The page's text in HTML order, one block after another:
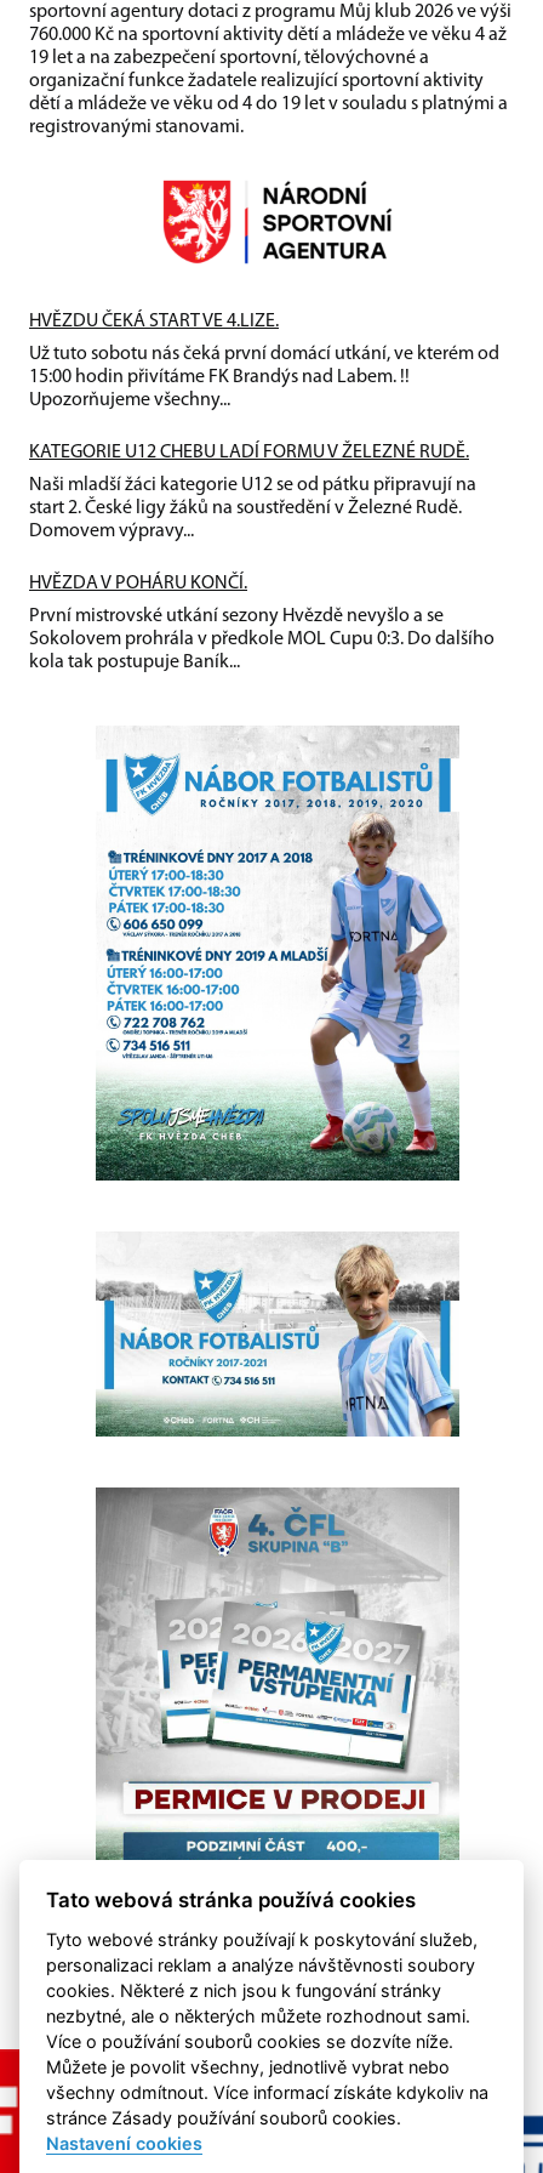
sportovní agentury dotaci z programu Můj klub 2026 ve výši
760.000 Kč na sportovní aktivity dětí a mládeže ve věku 4 až
19 let a na zabezpečení sportovní, tělovýchovné a
organizační funkce žadatele realizující sportovní aktivity
dětí a mládeže ve věku od 4 do 19 let v souladu s platnými a
registrovanými stanovami.
HVĚZDU ČEKÁ START VE 4.LIZE.
Už tuto sobotu nás čeká první domácí utkání, ve kterém od
15:00 hodin přivítáme FK Brandýs nad Labem. !!
Upozorňujeme všechny...
KATEGORIE U12 CHEBU LADÍ FORMU V ŽELEZNÉ RUDĚ.
Naši mladší žáci kategorie U12 se od pátku připravují na
start 2. České ligy žáků na soustředění v Železné Rudě.
Domovem výpravy...
HVĚZDA V POHÁRU KONČÍ.
První mistrovské utkání sezony Hvězdě nevyšlo a se
Sokolovem prohrála v předkole MOL Cupu 0:3. Do dalšího
kola tak postupuje Baník...
Tato webová stránka používá cookies
Tyto webové stránky používají k poskytování služeb,
personalizaci reklam a analýze návštěvnosti soubory
cookies. Některé z nich jsou k fungování stránky
nezbytné, ale o některých můžete rozhodnout sami.
Více o používání souborů cookies se dozvíte níže.
Můžete je povolit všechny, jednotlivě vybrat nebo
všechny odmítnout. Více informací získáte kdykoliv na
stránce Zásady používání souborů cookies.
Nastavení cookies